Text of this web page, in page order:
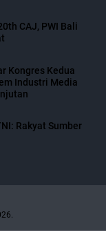
CAJ, PWI Bali
Kongres Kedua
Industri Media
Rakyat Sumber